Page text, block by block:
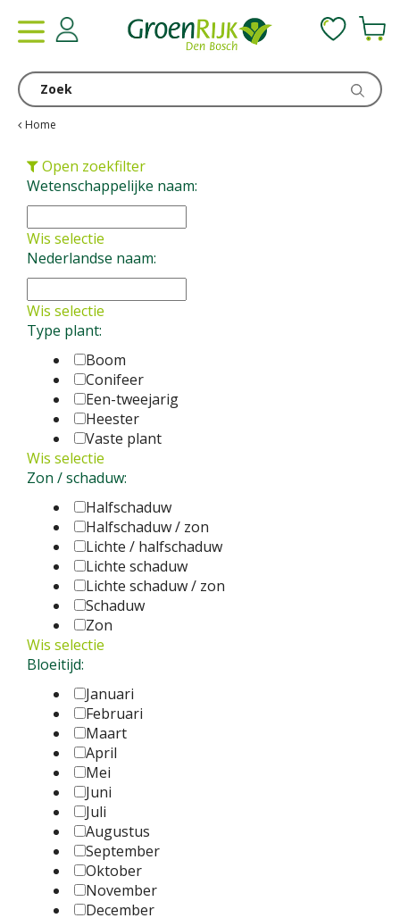
Home
Open zoekfilter
Wetenschappelijke naam:
Wis selectie
Nederlandse naam:
Wis selectie
Type plant:
Boom
Conifeer
Een-tweejarig
Heester
Vaste plant
Wis selectie
Zon / schaduw:
Halfschaduw
Halfschaduw / zon
Lichte / halfschaduw
Lichte schaduw
Lichte schaduw / zon
Schaduw
Zon
Wis selectie
Bloeitijd:
Januari
Februari
Maart
April
Mei
Juni
Juli
Augustus
September
Oktober
November
December